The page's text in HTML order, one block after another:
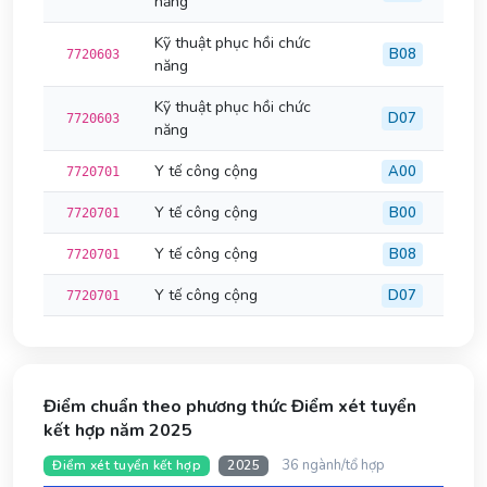
7720603
Kỹ thuật phục hồi chức
năng
B08
7720603
Kỹ thuật phục hồi chức
năng
D07
7720701 Y tế công cộng A00
7720701 Y tế công cộng B00
7720701 Y tế công cộng B08
7720701 Y tế công cộng D07
Điểm chuẩn theo phương thức Điểm xét tuyển
kết hợp năm 2025
Điểm xét tuyển kết hợp 2025 36 ngành/tổ hợp